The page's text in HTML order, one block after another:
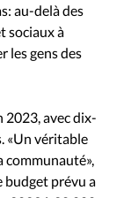
au-delà des
sociaux à
les gens des
2023, avec dix-
«Un véritable
communauté»,
budget prévu a